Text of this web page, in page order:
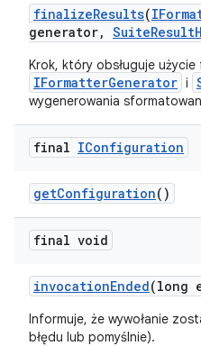
finalizeResults(
generator, SuiteResult
Krok, który obsługuje użycie
IFormatterGenerator i
wygenerowania
final IConfiguration
getConfiguration()
final void
invocationEnded(long
Informuje, że wywołanie
błędu lub pomyślnie).